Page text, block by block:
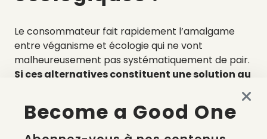
Le consommateur fait rapidement l’amalgame
entre véganisme et écologie qui ne vont
malheureusement pas systématiquement de pair.
Si ces alternatives constituent une solution au
problème de la souffrance animale, les fibres
utilisées ne sont pas naturelles pour autant
Ce sont parfois des matières plastiques,
synthétiques, issues de la pétrochimie, qui
Become a Good One